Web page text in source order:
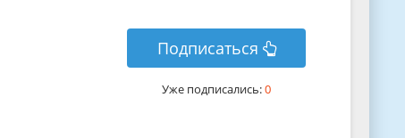
Подписаться
Уже подписались:0